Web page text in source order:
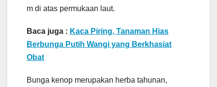
m di atas permukaan laut.
Baca juga : Kaca Piring, Tanaman Hias
Berbunga Putih Wangi yang Berkhasiat
Obat
Bunga kenop merupakan herba tahunan,